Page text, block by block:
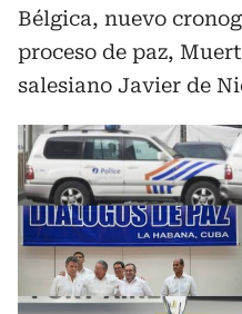
Bélgica, nuevo
proceso de paz,
salesiano Javier de